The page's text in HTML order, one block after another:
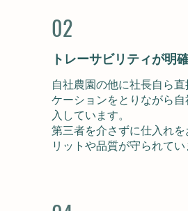
02
トレーサビリティが明
自社農園の他に社長自ら
ケーションをとりながら
入しています。
第三者を介さずに仕入れ
リットや品質が守られてい